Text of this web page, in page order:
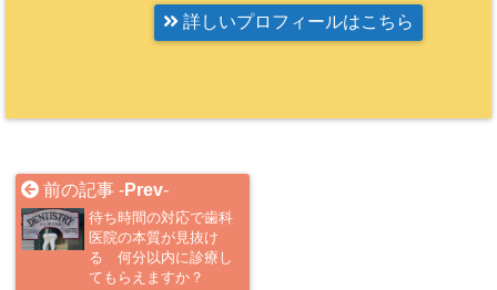
詳しいプロフィールはこちら
前の記事 -Prev-
待ち時間の対応で歯科
医院の本質が見抜け
る 何分以内に診療し
てもらえますか？